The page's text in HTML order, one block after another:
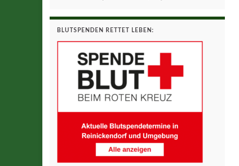
BLUTSPENDEN RETTET LEBEN: